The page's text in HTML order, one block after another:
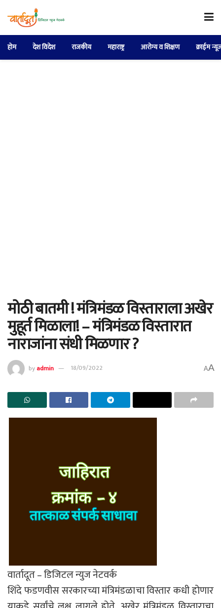
होम देश विदेश राजकीय महाराष्ट्र आरोग्य व शिक्षण क्राईम
मोठी बातमी ! मंत्रिमंडळ विस्ताराला अखेर
मुहूर्त मिळाला! – मंत्रिमंडळ विस्तारात
नाराजांना संधी मिळणार ?
byadmin 18/09/2022 AA
वार्तादूत – डिजिटल न्युज नेटवर्क
शिंदे फडणवीस सरकारच्या मंत्रिमंडळाचा विस्तार कधी होणार